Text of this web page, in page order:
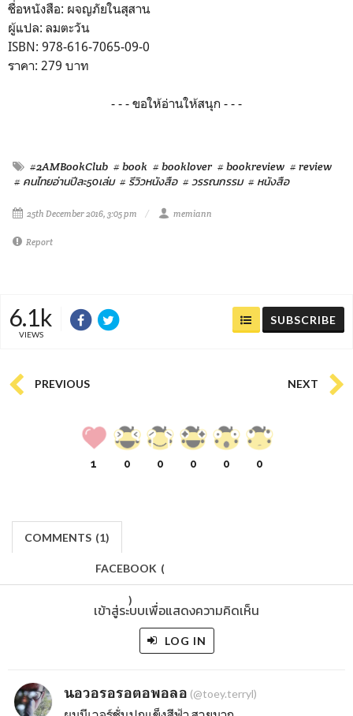
ชื่อหนังสือ: ผจญภัยในสุสาน
ผู้แปล: ลมตะวัน
ISBN: 978-616-7065-09-0
ราคา: 279 บาท
- - - ขอให้อ่านให้สนุก - - -
#2AMBookClub # book # booklover # bookreview # review
# คนไทยอ่านปีละ50เล่ม # รีวิวหนังสือ # วรรณกรรม # หนังสือ
25th December 2016, 3:05 pm memiann
Report
6.1k
VIEWS
SUBSCRIBE
PREVIOUS NEXT
1 0 0 0 0 0
COMMENTS (1)
FACEBOOK (
)
เข้าสู่ระบบเพื่อแสดงความคิดเห็น
LOG IN
นอวอรอรอตอพอลอ (@toey.terryl)